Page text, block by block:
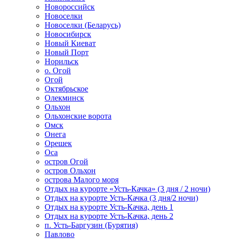
Новороссийск
Новоселки
Новоселки (Беларусь)
Новосибирск
Новый Киеват
Новый Порт
Норильск
о. Огой
Огой
Октябрьское
Олекминск
Ольхон
Ольхонские ворота
Омск
Онега
Орешек
Оса
остров Огой
остров Ольхон
острова Малого моря
Отдых на курорте «Усть-Качка» (3 дня / 2 ночи)
Отдых на курорте Усть-Качка (3 дня/2 ночи)
Отдых на курорте Усть-Качка, день 1
Отдых на курорте Усть-Качка, день 2
п. Усть-Баргузин (Бурятия)
Павлово